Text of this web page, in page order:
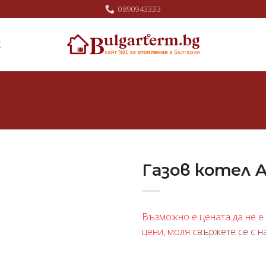
0890943333
Газов котел
Възможно е цената да не е
цени, моля свържете се с